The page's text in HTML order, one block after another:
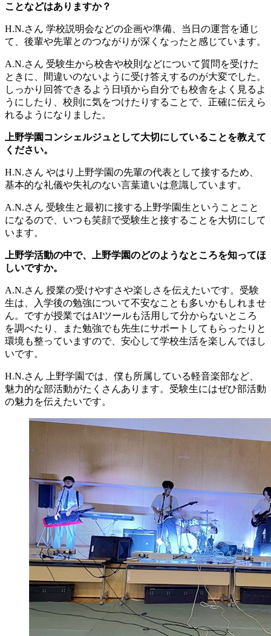
ことなどはありますか？
H.N.さん 学校説明会などの企画や準備、当日の運営を通じ
て、後輩や先輩とのつながりが深くなったと感じています。
A.N.さん 受験生から校舎や校則などについて質問を受けた
ときに、間違いのないように受け答えするのが大変でした。
しっかり回答できるよう日頃から自分でも校舎をよく見るよ
うにしたり、校則に気をつけたりすることで、正確に伝えら
れるようになりました。
上野学園コンシェルジュとして大切にしていることを教えて
ください。
H.N.さん やはり上野学園の先輩の代表として接するため、
基本的な礼儀や失礼のない言葉遣いは意識しています。
A.N.さん 受験生と最初に接する上野学園生ということこと
になるので、いつも笑顔で受験生と接することを大切にして
います。
上野学活動の中で、上野学園のどのようなところを知ってほ
しいですか。
A.N.さん 授業の受けやすさや楽しさを伝えたいです。受験
生は、入学後の勉強について不安なことも多いかもしれませ
ん。ですが授業ではAIツールも活用して分からないところ
を調べたり、また勉強でも先生にサポートしてもらったりと
環境も整っていますので、安心して学校生活を楽しんでほし
いです。
H.N.さん 上野学園では、僕も所属している軽音楽部など、
魅力的な部活動がたくさんあります。受験生にはぜひ部活動
の魅力を伝えたいです。